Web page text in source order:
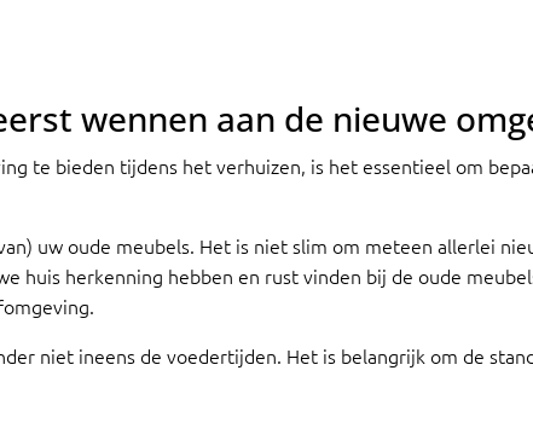
wennen aan de nieuwe
te bieden tijdens het verhuizen, is het essentieel om
uw oude meubels. Het is niet slim om meteen allerlei
huis herkenning hebben en rust vinden bij de oude
niet ineens de voedertijden. Het is belangrijk om de